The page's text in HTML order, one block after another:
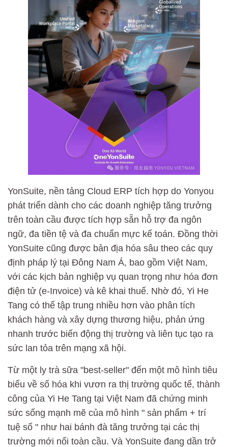
YonSuite, nền tảng Cloud ERP tích hợp do Yonyou
phát triển dành cho các doanh nghiệp tăng trưởng
trên toàn cầu được tích hợp sẵn hỗ trợ đa ngôn
ngữ, đa tiền tệ và đa chuẩn mực kế toán. Đồng thời
YonSuite cũng được bản địa hóa sâu theo các quy
định pháp lý tại Đông Nam Á, bao gồm Việt Nam,
với các kịch bản nghiệp vụ quan trọng như hóa đơn
điện tử (e-Invoice) và kê khai thuế. Nhờ đó, Yi He
Tang có thể tập trung nhiều hơn vào phân tích
khách hàng và xây dựng thương hiệu, phản ứng
nhanh trước biến động thị trường và liên tục tạo ra
sức lan tỏa trên mạng xã hội.
Từ một ly trà sữa "best-seller" đến một mô hình tiêu
biểu về số hóa khi vươn ra thị trường quốc tế, thành
công của Yi He Tang tại Việt Nam đã chứng minh
sức sống mạnh mẽ của mô hình " sản phẩm + trí
tuệ số " như hai bánh đà tăng trưởng tại các thị
trường mới nổi toàn cầu. Và YonSuite đang dần trở